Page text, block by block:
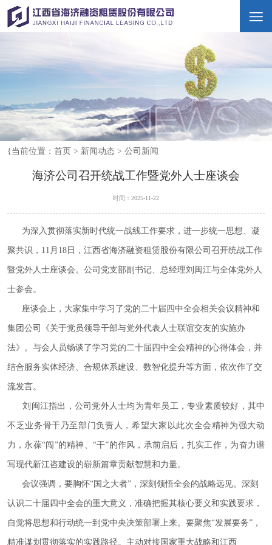
{当前位置： 首页> 新闻动态> 公司新闻
海济公司召开统战工作暨党外人士座谈会
时间：2025-11-22
为深入贯彻落实新时代统一战线工作要求，进一步统一思想、凝
聚共识，11月18日，江西省海济融资租赁股份有限公司召开统战工作
暨党外人士座谈会。公司党支部副书记、总经理刘闽江与全体党外人
士参会。
座谈会上，大家集中学习了党的二十届四中全会相关会议精神和
集团公司《关于党员领导干部与党外代表人士联谊交友的实施办
法》。与会人员畅谈了学习党的二十届四中全会精神的心得体会，并
结合服务实体经济、合规体系建设、数智化提升等方面，依次作了交
流发言。
刘闽江指出，公司党外人士均为青年员工，专业素质较好，其中
不乏业务骨干乃至部门负责人，希望大家以此次全会精神为强大动
力，永葆“闯”的精神、“干”的作风，承前启后，扎实工作，为奋力谱
写现代新江咨建设的崭新篇章贡献智慧和力量。
会议强调，要胸怀“国之大者”，深刻领悟全会的战略远见。深刻
认识二十届四中全会的重大意义，准确把握其核心要义和实践要求，
自觉将思想和行动统一到党中央决策部署上来。要聚焦“发展要务”，
精准谋划贯彻落实的实践路径。主动对接国家重大战略和江西